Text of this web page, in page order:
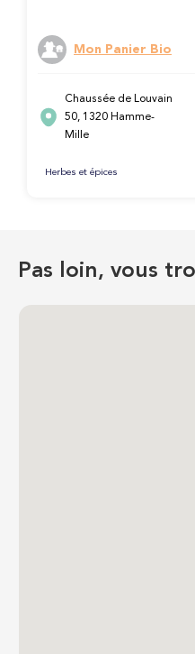
Mon Panier Bio
Chaussée de Louvain
50, 1320 Hamme-
Mille
Herbes et épices
Pas loin, vous